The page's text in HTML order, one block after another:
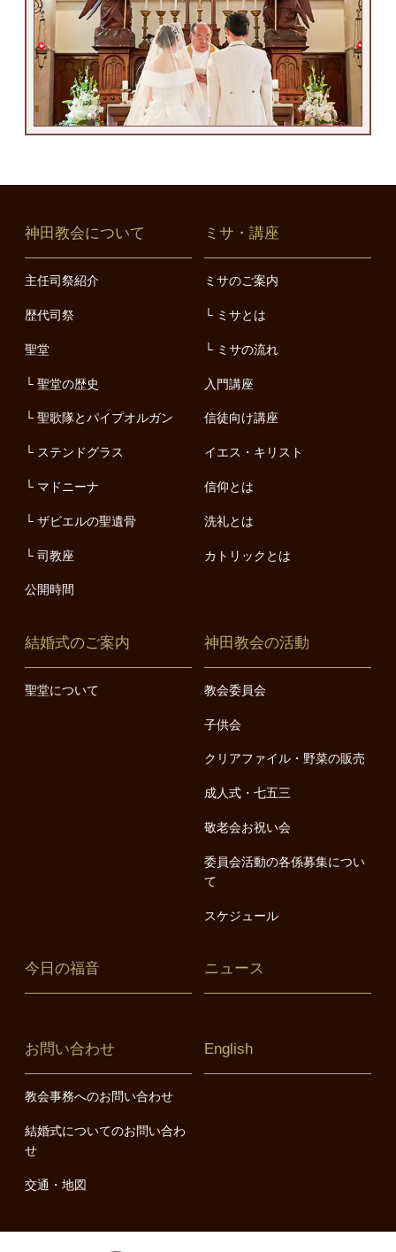
神田教会について
主任司祭紹介
歴代司祭
聖堂
聖堂の歴史
聖歌隊とパイプオルガン
ステンドグラス
マドニーナ
ザビエルの聖遺骨
司教座
公開時間
ミサ・講座
ミサのご案内
ミサとは
ミサの流れ
入門講座
信徒向け講座
イエス・キリスト
信仰とは
洗礼とは
カトリックとは
結婚式のご案内
聖堂について
神田教会の活動
教会委員会
子供会
クリアファイル・野菜の販売
成人式・七五三
敬老会お祝い会
委員会活動の各係募集につい
て
スケジュール
今日の福音 ニュース
お問い合わせ
教会事務へのお問い合わせ
結婚式についてのお問い合わ
せ
交通・地図
English